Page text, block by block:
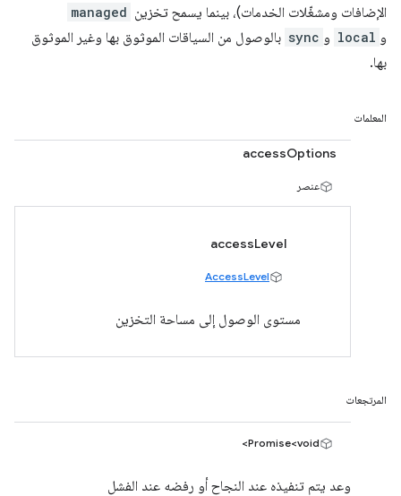
الإضافات ومشغّلات الخدمات)، بينما يسمح تخزين managed
و local و sync بالوصول من السياقات الموثوق بها وغير الموثوق
بها.
المعلمات
accessOptions
عنصر
accessLevel
AccessLevel
مستوى الوصول إلى مساحة التخزين
المرتجعات
Promise<void>
وعد يتم تنفيذه عند النجاح أو رفضه عند الفشل